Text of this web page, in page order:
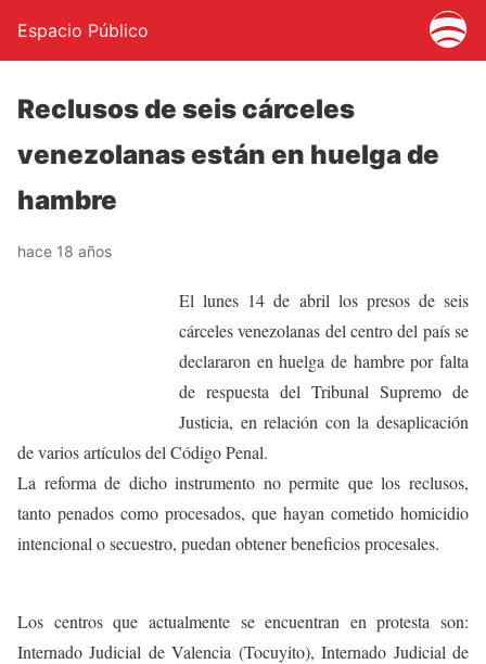
Espacio Público
Reclusos de seis cárceles
venezolanas están en huelga de
hambre
hace 18 años
El lunes 14 de abril los presos de seis
cárceles venezolanas del centro del país se
declararon en huelga de hambre por falta
de respuesta del Tribunal Supremo de
Justicia, en relación con la desaplicación
de varios artículos del Código Penal.
La reforma de dicho instrumento no permite que los reclusos,
tanto penados como procesados, que hayan cometido homicidio
intencional o secuestro, puedan obtener beneficios procesales.
Los centros que actualmente se encuentran en protesta son:
Internado Judicial de Valencia (Tocuyito), Internado Judicial de